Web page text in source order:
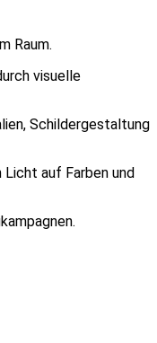
Raum.
visuelle
Schildergestaltung
auf Farben und